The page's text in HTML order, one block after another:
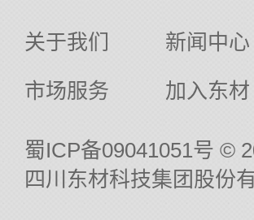
关于我们 新闻中心
市场服务
加入东材
蜀ICP备09041051号 ©
四川东材科技集团股份